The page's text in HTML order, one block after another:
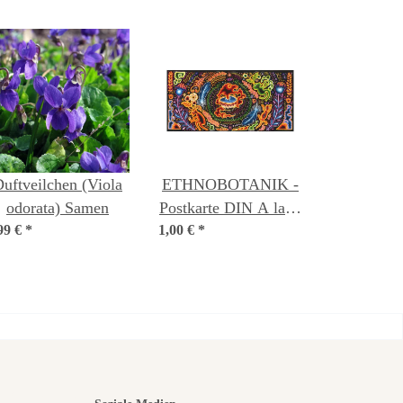
(Viola
odorata) Samen
€ *
ETHNOBOTANIK -
Postkarte DIN A lang
(10,5 x 21 cm)
1,00 € *